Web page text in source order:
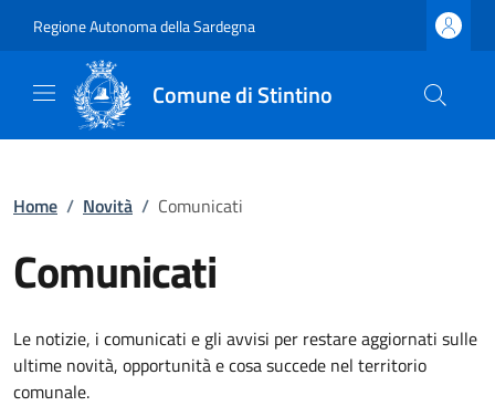
Regione Autonoma della Sardegna
Comune di Stintino
Home / Novità / Comunicati
Comunicati
Le notizie, i comunicati e gli avvisi per restare aggiornati sulle
ultime novità, opportunità e cosa succede nel territorio
comunale.